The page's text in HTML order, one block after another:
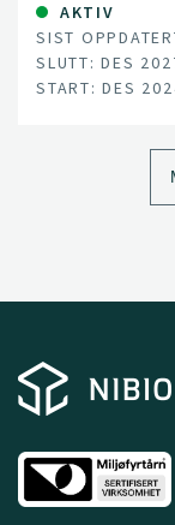
AKTIV
SIST
SLUTT: DES
START: DES